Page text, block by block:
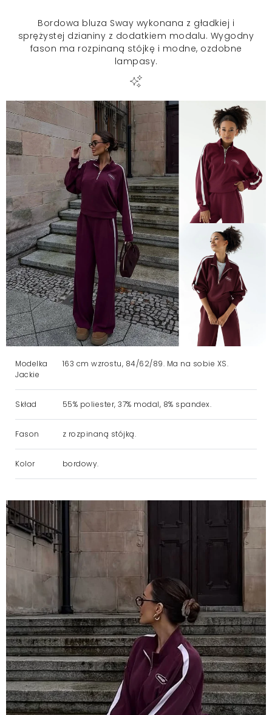
Bordowa bluza Sway wykonana z gładkiej i
sprężystej dzianiny z dodatkiem modalu. Wygodny
fason ma rozpinaną stójkę i modne, ozdobne
lampasy.
Modelka
Jackie
163 cm wzrostu, 84/62/89. Ma na sobie XS.
Skład 55% poliester, 37% modal, 8% spandex.
Fason z rozpinaną stójką.
Kolor bordowy.